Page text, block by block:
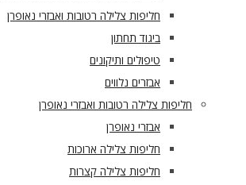
חליפות צלילה רטובות ואבזרי נאופרן
ביגוד תחתון
טיפולים ותיקונים
אבזרים נלווים
חליפות צלילה רטובות ואבזרי נאופרן
אבזרי נאופרן
חליפות צלילה ארוכות
חליפות צלילה קצרות